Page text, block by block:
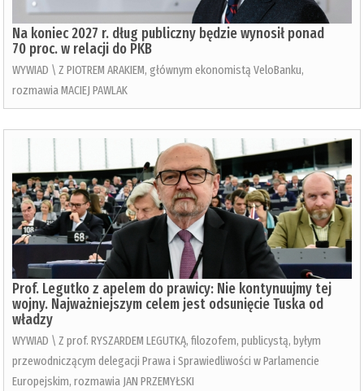
Na koniec 2027 r. dług publiczny będzie wynosił ponad
70 proc. w relacji do PKB
WYWIAD \ Z PIOTREM ARAKIEM, głównym ekonomistą VeloBanku,
rozmawia MACIEJ PAWLAK
Prof. Legutko z apelem do prawicy: Nie kontynuujmy tej
wojny. Najważniejszym celem jest odsunięcie Tuska od
władzy
WYWIAD \ Z prof. RYSZARDEM LEGUTKĄ, filozofem, publicystą, byłym
przewodniczącym delegacji Prawa i Sprawiedliwości w Parlamencie
Europejskim, rozmawia JAN PRZEMYŁSKI